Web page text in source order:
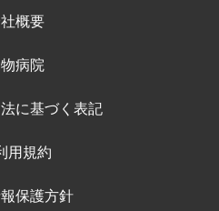
概要
病院
に基づく表記
用規約
保護方針